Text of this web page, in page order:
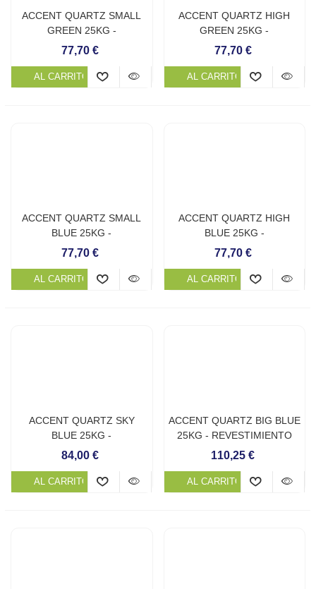
ACCENT QUARTZ SMALL
GREEN 25KG -
REVESTIMIENTO
77,70 €
AL CARRITO
ACCENT QUARTZ HIGH
GREEN 25KG -
REVESTIMIENTO
77,70 €
AL CARRITO
ACCENT QUARTZ SMALL
BLUE 25KG -
REVESTIMIENTO
77,70 €
AL CARRITO
ACCENT QUARTZ HIGH
BLUE 25KG -
REVESTIMIENTO
77,70 €
AL CARRITO
ACCENT QUARTZ SKY
BLUE 25KG -
REVESTIMIENTO
84,00 €
AL CARRITO
ACCENT QUARTZ BIG BLUE
25KG - REVESTIMIENTO
CONTINUO DE PISCINA
110,25 €
AL CARRITO